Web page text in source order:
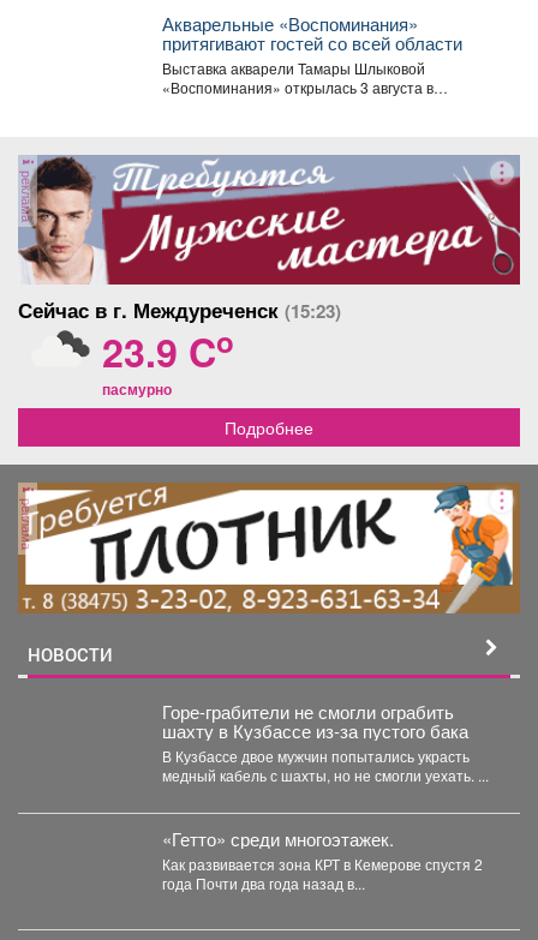
Акварельные «Воспоминания»
притягивают гостей со всей области
Выставка акварели Тамары Шлыковой
«Воспоминания» открылась 3 августа в
реклама
Сейчас в г. Междуреченск (15:23)
23.9 Co
пасмурно
Подробнее
реклама
НОВОСТИ
Горе-грабители не смогли ограбить
шахту в Кузбассе из-за пустого бака
В Кузбассе двое мужчин попытались украсть
медный кабель с шахты, но не смогли уехать. ...
«Гетто» среди многоэтажек.
Как развивается зона КРТ в Кемерове спустя 2
года Почти два года назад в...